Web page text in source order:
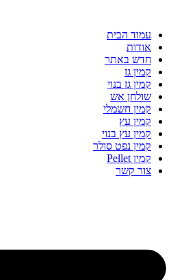
עמוד הבית
אודות
חדש באתר
קמין גז
קמין גז בנוי
שולחן אש
קמין חשמלי
קמין עץ
קמין עץ בנוי
קמין נפט סולר
קמין Pellet
צור קשר